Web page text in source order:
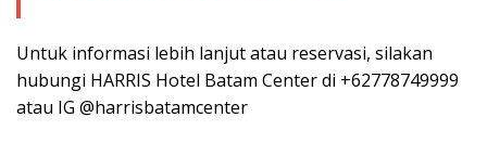
Untuk informasi lebih lanjut atau reservasi, silakan
hubungi HARRIS Hotel Batam Center di +62778749999
atau IG @harrisbatamcenter